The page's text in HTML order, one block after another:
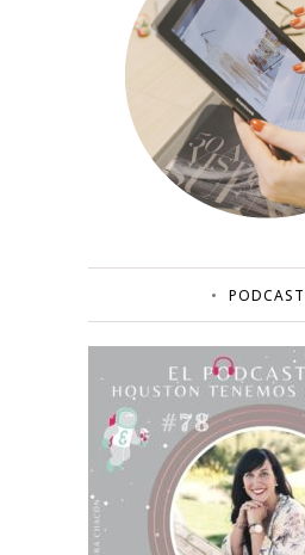
PODCAST